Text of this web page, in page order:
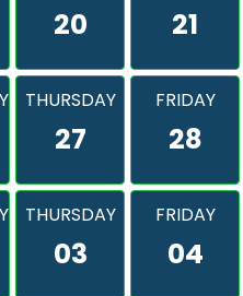
20 21
THURSDAY
27
FRIDAY
28
THURSDAY
03
FRIDAY
04